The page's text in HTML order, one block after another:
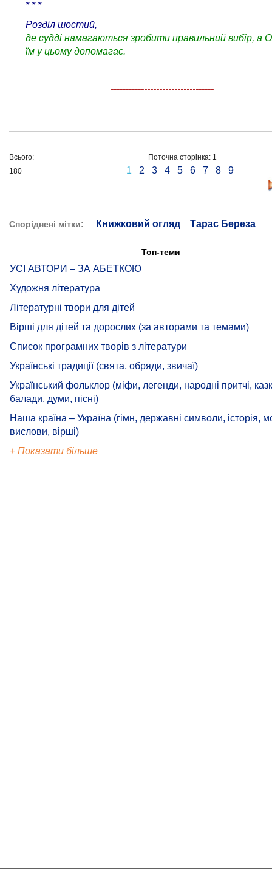
* * *
Розділ шостий,
де судді намагаються зробити правильний вибір, а
їм у цьому допомагає.
----------------------------------
Всього:
180
Поточна сторінка: 1
1 2 3 4 5 6 7 8 9
Споріднені мітки: Книжковий огляд Тарас Береза
Топ-теми
УСІ АВТОРИ – ЗА АБЕТКОЮ
Художня література
Літературні твори для дітей
Вірші для дітей та дорослих (за авторами та темами)
Список програмних творів з літератури
Українські традиції (свята, обряди, звичаї)
Український фольклор (міфи, легенди, народні притчі,
балади, думи, пісні)
Наша країна – Україна (гімн, державні символи, історія,
вислови, вірші)
+ Показати більше